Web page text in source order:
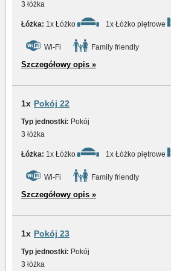
3 łóżka
Łóżka: 1x Łóżko 1x Łóżko piętrowe
Wi-Fi Family friendly
Szczegółowy opis »
1x Pokój 22
Typ jednostki: Pokój
3 łóżka
Łóżka: 1x Łóżko 1x Łóżko piętrowe
Wi-Fi Family friendly
Szczegółowy opis »
1x Pokój 23
Typ jednostki: Pokój
3 łóżka